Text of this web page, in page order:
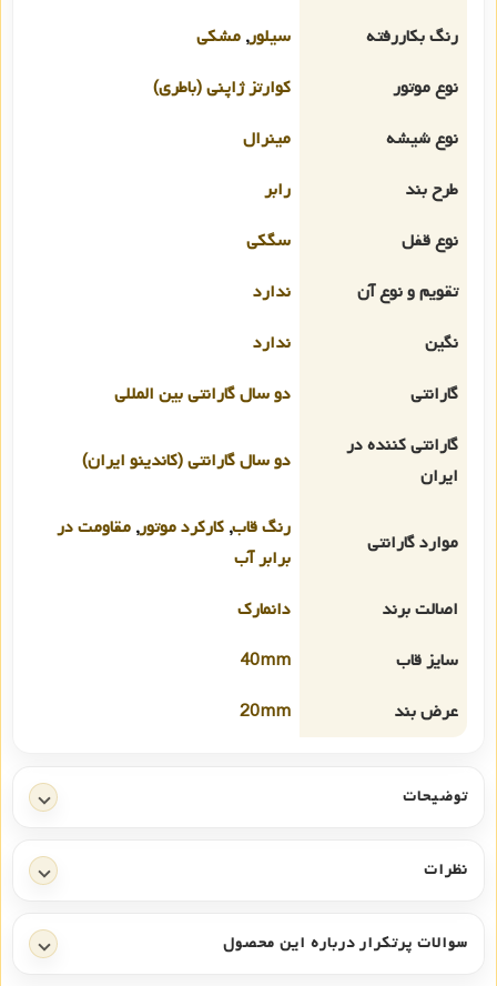
رنگ بکاررفته
سیلور, مشکی
نوع موتور
کوارتز ژاپنی (باطری)
نوع شیشه
مینرال
طرح بند
رابر
نوع قفل
سگکی
تقویم و نوع آن
ندارد
نگین
ندارد
گارانتی
دو سال گارانتی بین المللی
گارانتی کننده در
ایران
دو سال گارانتی (کاندینو ایران)
موارد گارانتی
رنگ قاب, کارکرد موتور, مقاومت در
برابر آب
اصالت برند
دانمارک
سایز قاب
40mm
عرض بند
20mm
توضیحات
نظرات
سوالات پرتکرار درباره این محصول